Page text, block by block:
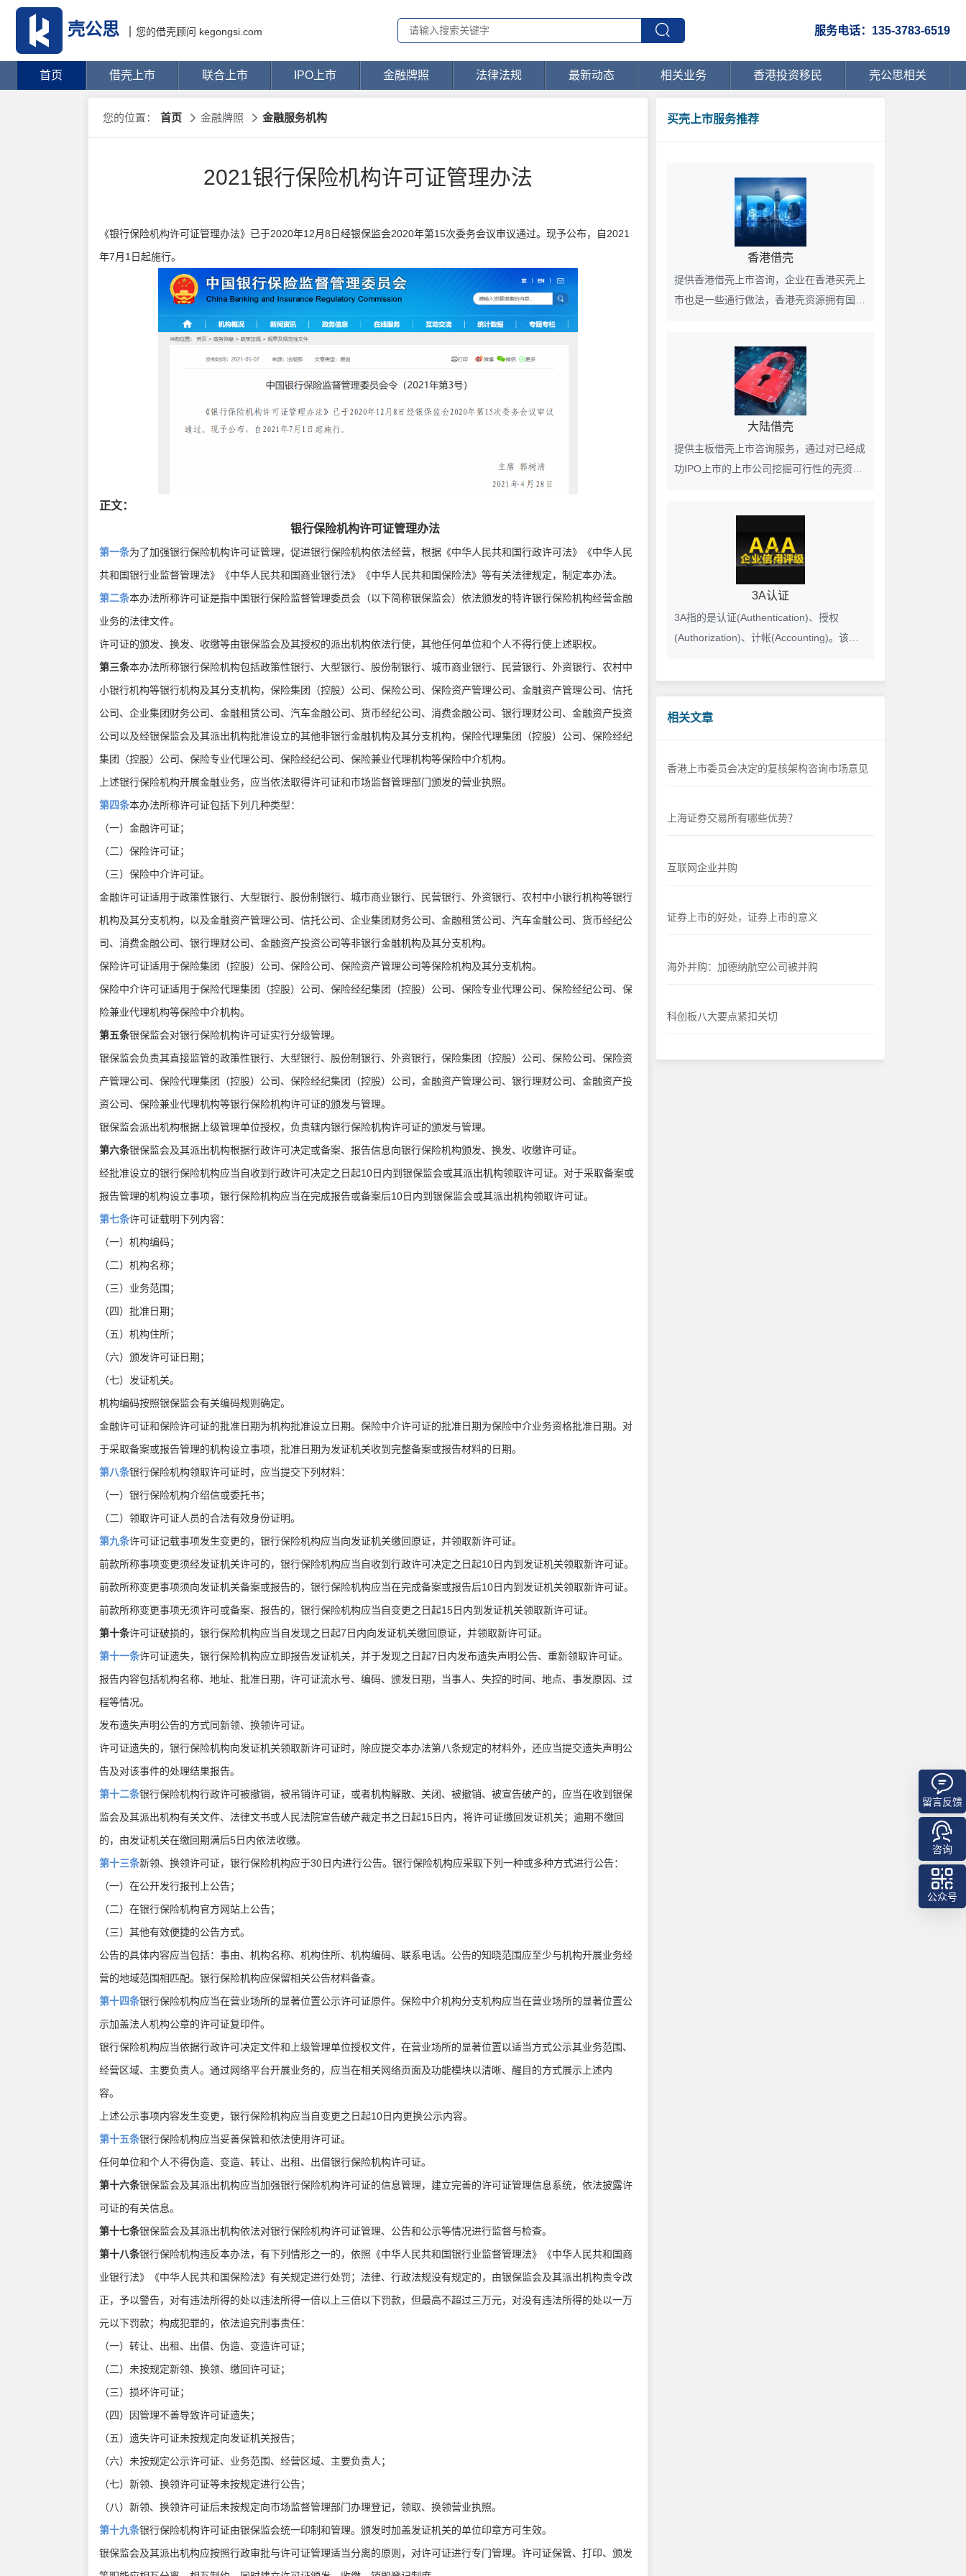
壳公思 您的借壳顾问 kegongsi.com 服务电话：135-3783-6519
首页 借壳上市 联合上市 IPO上市 金融牌照 法律法规 最新动态 相关业务 香港投资移民 壳公思相关
您的位置： 首页 金融牌照 金融服务机构
2021银行保险机构许可证管理办法
《银行保险机构许可证管理办法》已于2020年12月8日经银保监会2020年第15次委务会议审议通过。现予公布，自2021
年7月1日起施行。
正文：
银行保险机构许可证管理办法
第一条为了加强银行保险机构许可证管理，促进银行保险机构依法经营，根据《中华人民共和国行政许可法》《中华人民
共和国银行业监督管理法》《中华人民共和国商业银行法》《中华人民共和国保险法》等有关法律规定，制定本办法。
第二条本办法所称许可证是指中国银行保险监督管理委员会（以下简称银保监会）依法颁发的特许银行保险机构经营金融
业务的法律文件。
许可证的颁发、换发、收缴等由银保监会及其授权的派出机构依法行使，其他任何单位和个人不得行使上述职权。
第三条本办法所称银行保险机构包括政策性银行、大型银行、股份制银行、城市商业银行、民营银行、外资银行、农村中
小银行机构等银行机构及其分支机构，保险集团（控股）公司、保险公司、保险资产管理公司、金融资产管理公司、信托
公司、企业集团财务公司、金融租赁公司、汽车金融公司、货币经纪公司、消费金融公司、银行理财公司、金融资产投资
公司以及经银保监会及其派出机构批准设立的其他非银行金融机构及其分支机构，保险代理集团（控股）公司、保险经纪
集团（控股）公司、保险专业代理公司、保险经纪公司、保险兼业代理机构等保险中介机构。
上述银行保险机构开展金融业务，应当依法取得许可证和市场监督管理部门颁发的营业执照。
第四条本办法所称许可证包括下列几种类型：
（一）金融许可证；
（二）保险许可证；
（三）保险中介许可证。
金融许可证适用于政策性银行、大型银行、股份制银行、城市商业银行、民营银行、外资银行、农村中小银行机构等银行
机构及其分支机构，以及金融资产管理公司、信托公司、企业集团财务公司、金融租赁公司、汽车金融公司、货币经纪公
司、消费金融公司、银行理财公司、金融资产投资公司等非银行金融机构及其分支机构。
保险许可证适用于保险集团（控股）公司、保险公司、保险资产管理公司等保险机构及其分支机构。
保险中介许可证适用于保险代理集团（控股）公司、保险经纪集团（控股）公司、保险专业代理公司、保险经纪公司、保
险兼业代理机构等保险中介机构。
第五条银保监会对银行保险机构许可证实行分级管理。
银保监会负责其直接监管的政策性银行、大型银行、股份制银行、外资银行，保险集团（控股）公司、保险公司、保险资
产管理公司、保险代理集团（控股）公司、保险经纪集团（控股）公司，金融资产管理公司、银行理财公司、金融资产投
资公司、保险兼业代理机构等银行保险机构许可证的颁发与管理。
银保监会派出机构根据上级管理单位授权，负责辖内银行保险机构许可证的颁发与管理。
第六条银保监会及其派出机构根据行政许可决定或备案、报告信息向银行保险机构颁发、换发、收缴许可证。
经批准设立的银行保险机构应当自收到行政许可决定之日起10日内到银保监会或其派出机构领取许可证。对于采取备案或
报告管理的机构设立事项，银行保险机构应当在完成报告或备案后10日内到银保监会或其派出机构领取许可证。
第七条许可证载明下列内容：
（一）机构编码；
（二）机构名称；
（三）业务范围；
（四）批准日期；
（五）机构住所；
（六）颁发许可证日期；
（七）发证机关。
机构编码按照银保监会有关编码规则确定。
金融许可证和保险许可证的批准日期为机构批准设立日期。保险中介许可证的批准日期为保险中介业务资格批准日期。对
于采取备案或报告管理的机构设立事项，批准日期为发证机关收到完整备案或报告材料的日期。
第八条银行保险机构领取许可证时，应当提交下列材料：
（一）银行保险机构介绍信或委托书；
（二）领取许可证人员的合法有效身份证明。
第九条许可证记载事项发生变更的，银行保险机构应当向发证机关缴回原证，并领取新许可证。
前款所称事项变更须经发证机关许可的，银行保险机构应当自收到行政许可决定之日起10日内到发证机关领取新许可证。
前款所称变更事项须向发证机关备案或报告的，银行保险机构应当在完成备案或报告后10日内到发证机关领取新许可证。
前款所称变更事项无须许可或备案、报告的，银行保险机构应当自变更之日起15日内到发证机关领取新许可证。
第十条许可证破损的，银行保险机构应当自发现之日起7日内向发证机关缴回原证，并领取新许可证。
第十一条许可证遗失，银行保险机构应立即报告发证机关，并于发现之日起7日内发布遗失声明公告、重新领取许可证。
报告内容包括机构名称、地址、批准日期，许可证流水号、编码、颁发日期，当事人、失控的时间、地点、事发原因、过
程等情况。
发布遗失声明公告的方式同新领、换领许可证。
许可证遗失的，银行保险机构向发证机关领取新许可证时，除应提交本办法第八条规定的材料外，还应当提交遗失声明公
告及对该事件的处理结果报告。
第十二条银行保险机构行政许可被撤销，被吊销许可证，或者机构解散、关闭、被撤销、被宣告破产的，应当在收到银保
监会及其派出机构有关文件、法律文书或人民法院宣告破产裁定书之日起15日内，将许可证缴回发证机关；逾期不缴回
的，由发证机关在缴回期满后5日内依法收缴。
第十三条新领、换领许可证，银行保险机构应于30日内进行公告。银行保险机构应采取下列一种或多种方式进行公告：
（一）在公开发行报刊上公告；
（二）在银行保险机构官方网站上公告；
（三）其他有效便捷的公告方式。
公告的具体内容应当包括：事由、机构名称、机构住所、机构编码、联系电话。公告的知晓范围应至少与机构开展业务经
营的地域范围相匹配。银行保险机构应保留相关公告材料备查。
第十四条银行保险机构应当在营业场所的显著位置公示许可证原件。保险中介机构分支机构应当在营业场所的显著位置公
示加盖法人机构公章的许可证复印件。
银行保险机构应当依据行政许可决定文件和上级管理单位授权文件，在营业场所的显著位置以适当方式公示其业务范围、
经营区域、主要负责人。通过网络平台开展业务的，应当在相关网络页面及功能模块以清晰、醒目的方式展示上述内
容。
上述公示事项内容发生变更，银行保险机构应当自变更之日起10日内更换公示内容。
第十五条银行保险机构应当妥善保管和依法使用许可证。
任何单位和个人不得伪造、变造、转让、出租、出借银行保险机构许可证。
第十六条银保监会及其派出机构应当加强银行保险机构许可证的信息管理，建立完善的许可证管理信息系统，依法披露许
可证的有关信息。
第十七条银保监会及其派出机构依法对银行保险机构许可证管理、公告和公示等情况进行监督与检查。
第十八条银行保险机构违反本办法，有下列情形之一的，依照《中华人民共和国银行业监督管理法》《中华人民共和国商
业银行法》《中华人民共和国保险法》有关规定进行处罚；法律、行政法规没有规定的，由银保监会及其派出机构责令改
正，予以警告，对有违法所得的处以违法所得一倍以上三倍以下罚款，但最高不超过三万元，对没有违法所得的处以一万
元以下罚款；构成犯罪的，依法追究刑事责任：
（一）转让、出租、出借、伪造、变造许可证；
（二）未按规定新领、换领、缴回许可证；
（三）损坏许可证；
（四）因管理不善导致许可证遗失；
（五）遗失许可证未按规定向发证机关报告；
（六）未按规定公示许可证、业务范围、经营区域、主要负责人；
（七）新领、换领许可证等未按规定进行公告；
（八）新领、换领许可证后未按规定向市场监督管理部门办理登记，领取、换领营业执照。
第十九条银行保险机构许可证由银保监会统一印制和管理。颁发时加盖发证机关的单位印章方可生效。
银保监会及其派出机构应按照行政审批与许可证管理适当分离的原则，对许可证进行专门管理。许可证保管、打印、颁发
买壳上市服务推荐
香港借壳
提供香港借壳上市咨询，企业在香港买壳上
市也是一些通行做法，香港壳资源拥有国际
大陆借壳
提供主板借壳上市咨询服务，通过对已经成
功IPO上市的上市公司挖掘可行性的壳资
3A认证
3A指的是认证(Authentication)、授权
(Authorization)、计帐(Accounting)。该认
相关文章
香港上市委员会决定的复核架构咨询市场意见
上海证券交易所有哪些优势？
互联网企业并购
证券上市的好处，证券上市的意义
海外并购：加德纳航空公司被并购
科创板八大要点紧扣关切
留言反馈
咨询
公众号